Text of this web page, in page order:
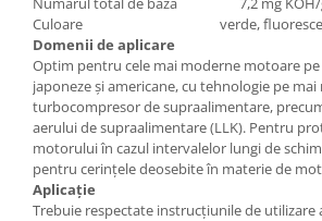
Consumabile
Culoare verde,
Domenii de aplicare
Optim pentru cele mai moderne motoare pe
japoneze şi americane, cu tehnologie pe
turbocompresor de supraalimentare,
aerului de supraalimentare (LLK). Pentru
motorului în cazul intervalelor lungi de
pentru cerinţele deosebite în materie de
Aplicație
Trebuie respectate instrucțiunile de